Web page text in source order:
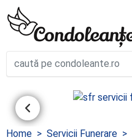
Home Servicii Funerare